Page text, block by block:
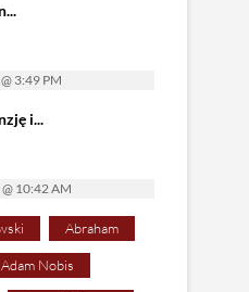
3:49 PM
i...
10:42 AM
Abraham
Adam Nobis